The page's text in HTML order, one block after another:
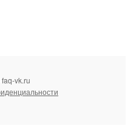
vk.ru